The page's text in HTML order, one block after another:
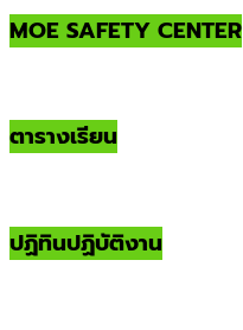
MOE SAFETY CENTER
ตารางเรียน
ปฏิทินปฏิบัติงาน